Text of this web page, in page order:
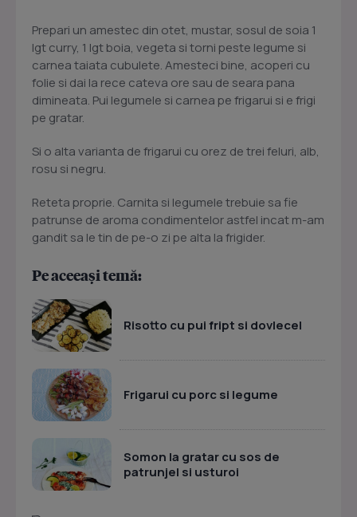
Prepari un amestec din otet, mustar, sosul de soia 1
lgt curry, 1 lgt boia, vegeta si torni peste legume si
carnea taiata cubulete. Amesteci bine, acoperi cu
folie si dai la rece cateva ore sau de seara pana
dimineata. Pui legumele si carnea pe frigarui si e frigi
pe gratar.
Si o alta varianta de frigarui cu orez de trei feluri, alb,
rosu si negru.
Reteta proprie. Carnita si legumele trebuie sa fie
patrunse de aroma condimentelor astfel incat m-am
gandit sa le tin de pe-o zi pe alta la frigider.
Pe aceeași temă:
Risotto cu pui fript si dovlecel
Frigarui cu porc si legume
Somon la gratar cu sos de
patrunjel si usturoi